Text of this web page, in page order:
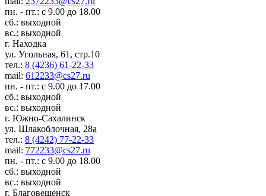
пн. - пт.: с 9.00 до 18.00
сб.: выходной
вс.: выходной
г. Находка
ул. Угольная, 61, стр.10
тел.: 8 (4236) 61-22-33
mail: 612233@cs27.ru
пн. - пт.: с 9.00 до 17.00
сб.: выходной
вс.: выходной
г. Южно-Сахалинск
ул. Шлакоблочная, 28а
тел.: 8 (4242) 77-22-33
mail: 772233@cs27.ru
пн. - пт.: с 9.00 до 18.00
сб.: выходной
вс.: выходной
г. Благовещенск